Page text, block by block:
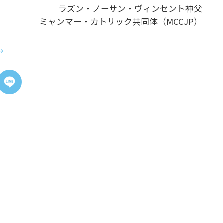
ラズン・ノーサン・ヴィンセント神⽗
ミャンマー・カトリック共同体（MCCJP）